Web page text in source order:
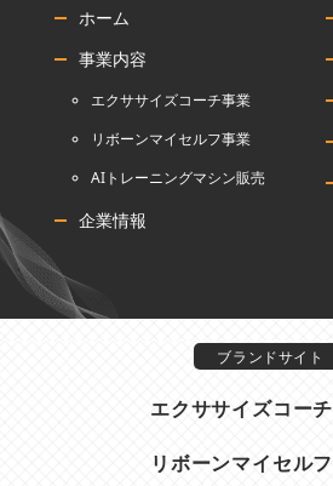
ホーム
事業内容
エクササイズコーチ事業
リボーンマイセルフ事業
AIトレーニングマシン販売
企業情報
ブランドサイト
エクササイズコーチ
リボーンマイセルフ